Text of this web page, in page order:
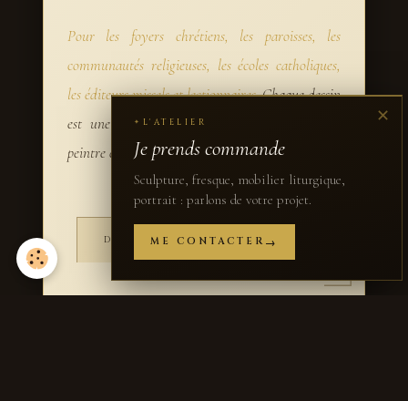
✕
✦ L'ATELIER
Je prends commande
Sculpture, fresque, mobilier liturgique,
portrait : parlons de votre projet.
ME CONTACTER
Pour les foyers chrétiens, les paroisses, les
communautés religieuses, les écoles catholiques,
les éditeurs missels et lectionnaires.Chaque dessin
est une pièce signée par l'artiste — sculpteur,
peintre et dessinateur d'art sacré chrétien.
DISCUTER AVEC L'ARTISTE →